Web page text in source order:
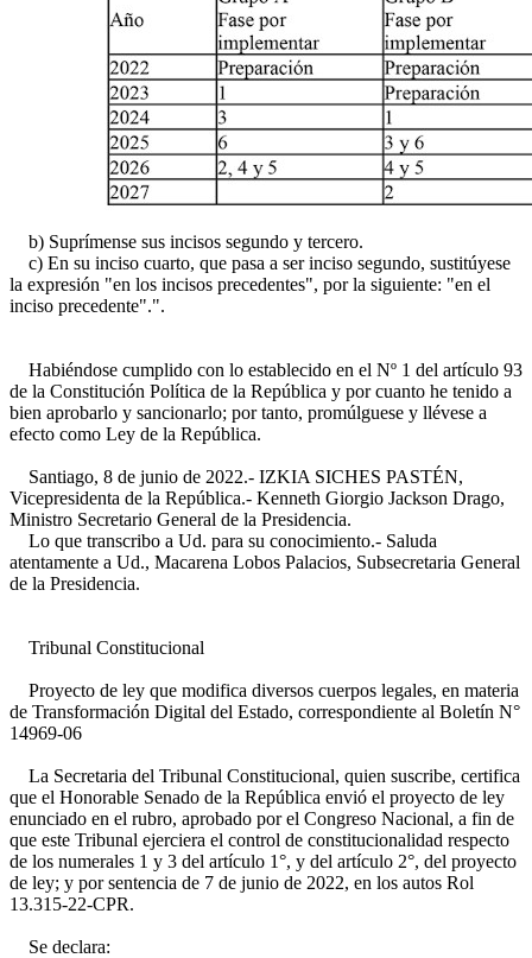
b) Suprímense sus incisos segundo y tercero.
c) En su inciso cuarto, que pasa a ser inciso segundo, sustitúyese
la expresión "en los incisos precedentes", por la siguiente: "en el
inciso precedente".".
Habiéndose cumplido con lo establecido en el Nº 1 del artículo 93
de la Constitución Política de la República y por cuanto he tenido a
bien aprobarlo y sancionarlo; por tanto, promúlguese y llévese a
efecto como Ley de la República.
Santiago, 8 de junio de 2022.- IZKIA SICHES PASTÉN,
Vicepresidenta de la República.- Kenneth Giorgio Jackson Drago,
Ministro Secretario General de la Presidencia.
Lo que transcribo a Ud. para su conocimiento.- Saluda
atentamente a Ud., Macarena Lobos Palacios, Subsecretaria General
de la Presidencia.
Tribunal Constitucional
Proyecto de ley que modifica diversos cuerpos legales, en materia
de Transformación Digital del Estado, correspondiente al Boletín N°
14969-06
La Secretaria del Tribunal Constitucional, quien suscribe, certifica
que el Honorable Senado de la República envió el proyecto de ley
enunciado en el rubro, aprobado por el Congreso Nacional, a fin de
que este Tribunal ejerciera el control de constitucionalidad respecto
de los numerales 1 y 3 del artículo 1°, y del artículo 2°, del proyecto
de ley; y por sentencia de 7 de junio de 2022, en los autos Rol
13.315-22-CPR.
Se declara: